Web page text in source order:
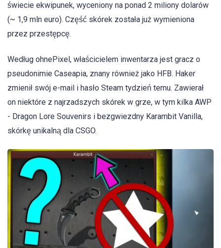
świecie ekwipunek, wyceniony na ponad 2 miliony dolarów
(~ 1,9 mln euro). Część skórek została już wymieniona
przez przestępcę.
Według ohnePixel, właścicielem inwentarza jest gracz o
pseudonimie Caseapia, znany również jako HFB. Haker
zmienił swój e-mail i hasło Steam tydzień temu. Zawierał
on niektóre z najrzadszych skórek w grze, w tym kilka AWP
- Dragon Lore Souvenirs i bezgwiezdny Karambit Vanilla,
skórkę unikalną dla CSGO.